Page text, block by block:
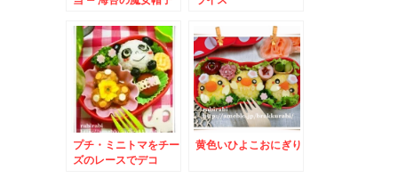
ン☆
プチ・ミニトマをチー
ズのレースでデコ
黄色いひよこおにぎり